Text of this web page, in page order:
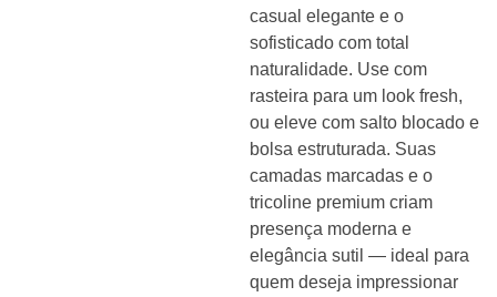
casual elegante e o
sofisticado com total
naturalidade. Use com
rasteira para um look fresh,
ou eleve com salto blocado e
bolsa estruturada. Suas
camadas marcadas e o
tricoline premium criam
presença moderna e
elegância sutil — ideal para
quem deseja impressionar